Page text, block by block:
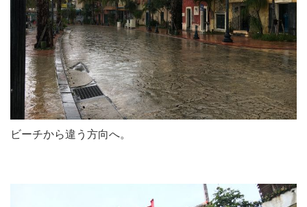
ビーチから違う方向へ。